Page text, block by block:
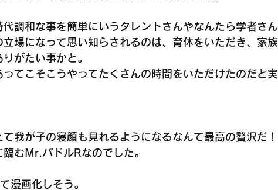
調和な事を簡単にいうタレントさんやなんたら学者さん
場になって思い知らされるのは、育休をいただき、家族
がたい事かと。
てこそこうやってたくさんの時間をいただけたのだと実
我が子の寝顔も見れるようになるなんて最高の贅沢だ！
むMr.パドルRなのでした。
漫画化しそう。